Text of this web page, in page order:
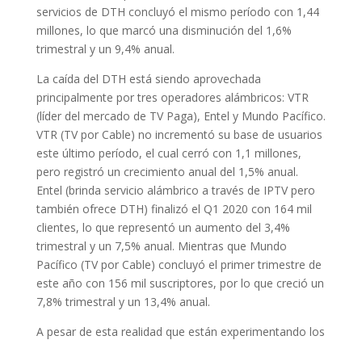
servicios de DTH concluyó el mismo período con 1,44
millones, lo que marcó una disminución del 1,6%
trimestral y un 9,4% anual.
La caída del DTH está siendo aprovechada
principalmente por tres operadores alámbricos: VTR
(líder del mercado de TV Paga), Entel y Mundo Pacífico.
VTR (TV por Cable) no incrementó su base de usuarios
este último período, el cual cerró con 1,1 millones,
pero registró un crecimiento anual del 1,5% anual.
Entel (brinda servicio alámbrico a través de IPTV pero
también ofrece DTH) finalizó el Q1 2020 con 164 mil
clientes, lo que representó un aumento del 3,4%
trimestral y un 7,5% anual. Mientras que Mundo
Pacífico (TV por Cable) concluyó el primer trimestre de
este año con 156 mil suscriptores, por lo que creció un
7,8% trimestral y un 13,4% anual.
A pesar de esta realidad que están experimentando los